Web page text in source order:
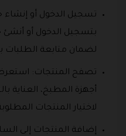
تسجيل الدخول أو
بتسجيل الدخول أو
لضمان متابعة الطلبات
تصفح المنتجات:
أجهزة المطبخ، العناية
لاختيار المنتجات
إضافة المنتجات إلى